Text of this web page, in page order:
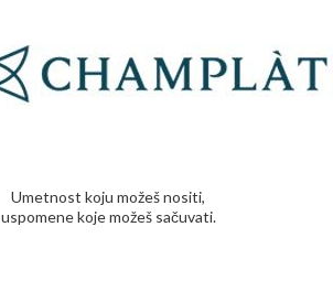
Umetnost koju možeš nositi,
uspomene koje možeš sačuvati.